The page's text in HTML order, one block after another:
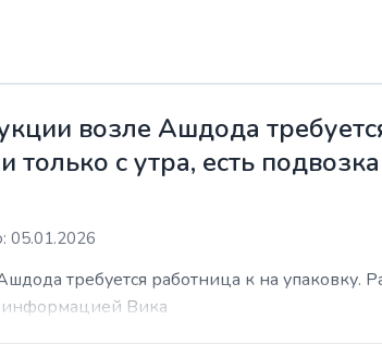
возле Ашдода
только с утра, есть
05.01.2026
требуется работница к на упаковку.
информацией Вика